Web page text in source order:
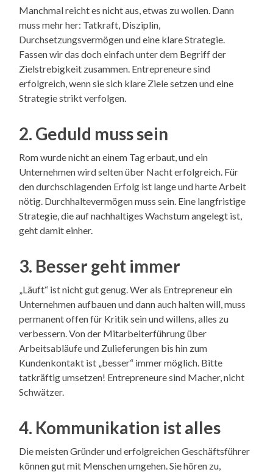
Manchmal reicht es nicht aus, etwas zu wollen. Dann
muss mehr her: Tatkraft, Disziplin,
Durchsetzungsvermögen und eine klare Strategie.
Fassen wir das doch einfach unter dem Begriff der
Zielstrebigkeit zusammen. Entrepreneure sind
erfolgreich, wenn sie sich klare Ziele setzen und eine
Strategie strikt verfolgen.
2. Geduld muss sein
Rom wurde nicht an einem Tag erbaut, und ein
Unternehmen wird selten über Nacht erfolgreich. Für
den durchschlagenden Erfolg ist lange und harte Arbeit
nötig. Durchhaltevermögen muss sein. Eine langfristige
Strategie, die auf nachhaltiges Wachstum angelegt ist,
geht damit einher.
3. Besser geht immer
„Läuft“ ist nicht gut genug. Wer als Entrepreneur ein
Unternehmen aufbauen und dann auch halten will, muss
permanent offen für Kritik sein und willens, alles zu
verbessern. Von der Mitarbeiterführung über
Arbeitsabläufe und Zulieferungen bis hin zum
Kundenkontakt ist „besser“ immer möglich. Bitte
tatkräftig umsetzen! Entrepreneure sind Macher, nicht
Schwätzer.
4. Kommunikation ist alles
Die meisten Gründer und erfolgreichen Geschäftsführer
können gut mit Menschen umgehen. Sie hören zu,